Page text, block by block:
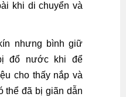
khi di chuyển và
nhưng bình giữ
đổ nước khi để
cho thấy nắp và
thể đã bị giãn dẫn